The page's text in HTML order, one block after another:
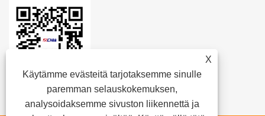
X
Käytämme evästeitä tarjotaksemme sinulle
paremman selauskokemuksen,
analysoidaksemme sivuston liikennettä ja